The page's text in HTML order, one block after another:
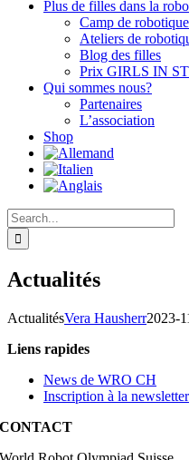
Plus de filles dans la
Camp de
Ateliers de
Blog des filles
Prix GIRLS IN
Qui sommes nous?
Partenaires
L’association
Shop
Search
for:
Actualités
ActualitésVera Hausherr2023-
Liens rapides
News de WRO CH
Inscription à la newsletter
CONTACT